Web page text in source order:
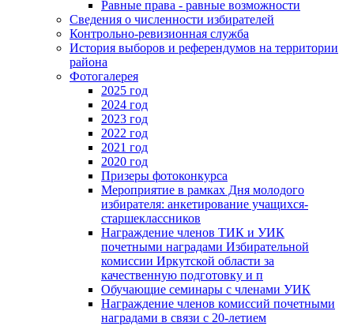
Равные права - равные возможности
Сведения о численности избирателей
Контрольно-ревизионная служба
История выборов и референдумов на территории
района
Фотогалерея
2025 год
2024 год
2023 год
2022 год
2021 год
2020 год
Призеры фотоконкурса
Мероприятие в рамках Дня молодого
избирателя: анкетирование учащихся-
старшеклассников
Награждение членов ТИК и УИК
почетными наградами Избирательной
комиссии Иркутской области за
качественную подготовку и п
Обучающие семинары с членами УИК
Награждение членов комиссий почетными
наградами в связи с 20-летием